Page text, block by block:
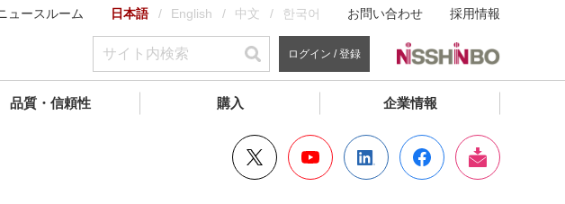
ュースルーム 日本語 English 中文 한국어 お問い合わせ 採用情報
ログイン / 登録
品質・信頼性 購入 企業情報